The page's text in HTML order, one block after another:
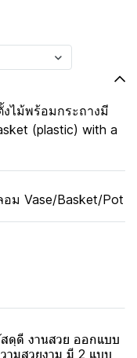
ไม้พร้อมกระถางมี
(plastic) with a
ม Vase/Basket/Pot
ดุดี งานสวย ออกแบบ
ามสวยงาม มี 2 แบบ